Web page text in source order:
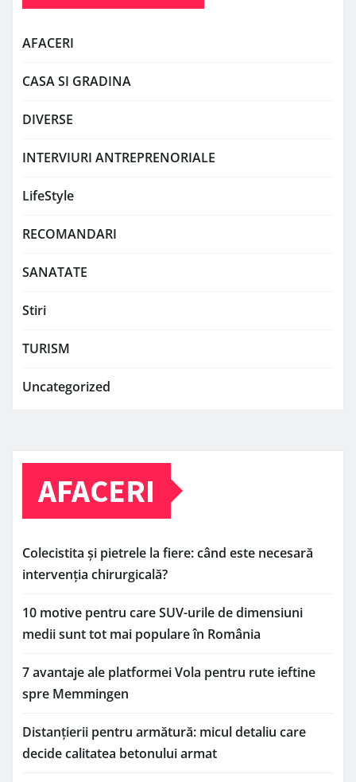
AFACERI
CASA SI GRADINA
DIVERSE
INTERVIURI ANTREPRENORIALE
LifeStyle
RECOMANDARI
SANATATE
Stiri
TURISM
Uncategorized
AFACERI
Colecistita și pietrele la fiere: când este necesară
intervenția chirurgicală?
10 motive pentru care SUV-urile de dimensiuni
medii sunt tot mai populare în România
7 avantaje ale platformei Vola pentru rute ieftine
spre Memmingen
Distanțierii pentru armătură: micul detaliu care
decide calitatea betonului armat